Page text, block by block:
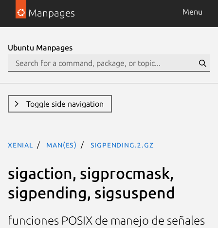
Manpages Menu
Ubuntu Manpages
Toggle side navigation
xenial man(es) sigpending.2.gz
sigaction, sigprocmask,
sigpending, sigsuspend
funciones POSIX de manejo de señales